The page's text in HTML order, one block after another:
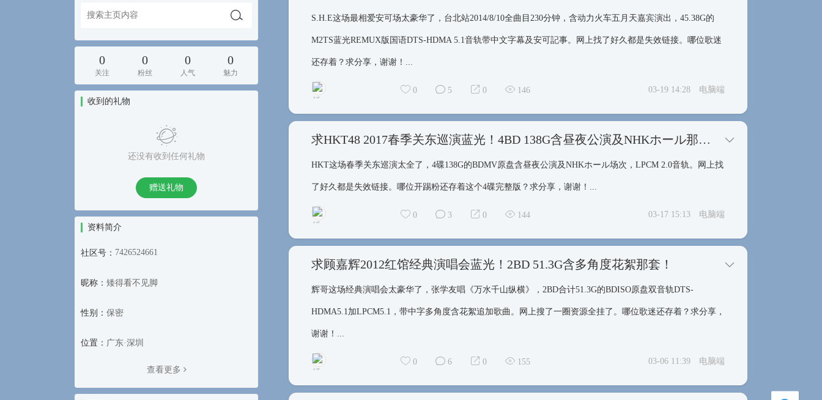
0
关注
0
粉丝
0
人气
0
魅力
收到的礼物
还没有收到任何礼物
赠送礼物
资料简介
社区号： 7426524661
昵称： 矮得看不见脚
性别： 保密
位置： 广东·深圳
查看更多
S.H.E这场最相爱安可场太豪华了，台北站2014/8/10全曲目230分钟，含动力火车五月天嘉宾演出，45.38G的
M2TS蓝光REMUX版国语DTS-HDMA 5.1音轨带中文字幕及安可記事。网上找了好久都是失效链接。哪位歌迷
还存着？求分享，谢谢！...
矮得看不见脚
0 5 0 146 03-19 14:28 电脑端
求HKT48 2017春季关东巡演蓝光！4BD 138G含昼夜公演及NHKホール那套！
HKT这场春季关东巡演太全了，4碟138G的BDMV原盘含昼夜公演及NHKホール场次，LPCM 2.0音轨。网上找
了好久都是失效链接。哪位开踢粉还存着这个4碟完整版？求分享，谢谢！...
矮得看不见脚
0 3 0 144 03-17 15:13 电脑端
求顾嘉辉2012红馆经典演唱会蓝光！2BD 51.3G含多角度花絮那套！
辉哥这场经典演唱会太豪华了，张学友唱《万水千山纵横》，2BD合计51.3G的BDISO原盘双音轨DTS-
HDMA5.1加LPCM5.1，带中字多角度含花絮追加歌曲。网上搜了一圈资源全挂了。哪位歌迷还存着？求分享，
谢谢！...
0 6 0 155 03-06 11:39 电脑端